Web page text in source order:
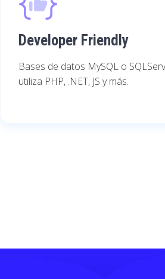
Developer Friendly
Bases de datos MySQL o
utiliza PHP, .NET, JS y más.